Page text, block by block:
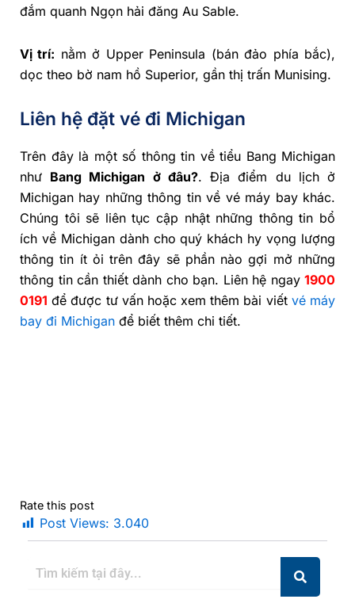
đắm quanh Ngọn hải đăng Au Sable.
Vị trí: nằm ở Upper Peninsula (bán đảo phía bắc),
dọc theo bờ nam hồ Superior, gần thị trấn Munising.
Liên hệ đặt vé đi Michigan
Trên đây là một số thông tin về tiểu Bang Michigan
như Bang Michigan ở đâu?. Địa điểm du lịch ở
Michigan hay những thông tin về vé máy bay khác.
Chúng tôi sẽ liên tục cập nhật những thông tin bổ
ích về Michigan dành cho quý khách hy vọng lượng
thông tin ít ỏi trên đây sẽ phần nào gợi mở những
thông tin cần thiết dành cho bạn. Liên hệ ngay 1900
0191 để được tư vấn hoặc xem thêm bài viết vé máy
bay đi Michigan để biết thêm chi tiết.
Rate this post
Post Views: 3.040